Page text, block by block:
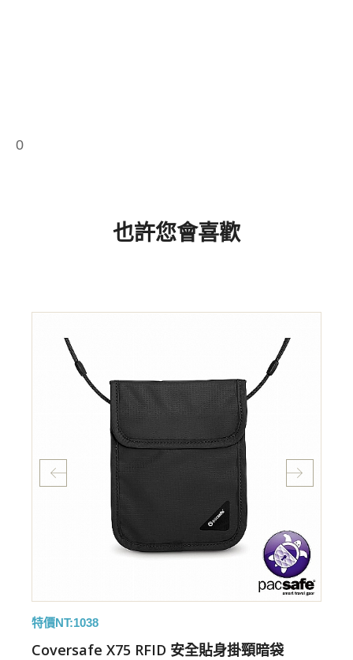
0
也許您會喜歡
特價NT:1038
Coversafe X75 RFID 安全貼身掛頸暗袋